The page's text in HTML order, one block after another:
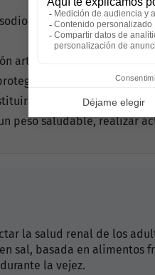
en el organismo, pero
arterial, un factor de
la función renal y a
la sal por hierbas y
peso saludable, realizar
la salud renal de los
sal, basada en alimentos
la vejez.